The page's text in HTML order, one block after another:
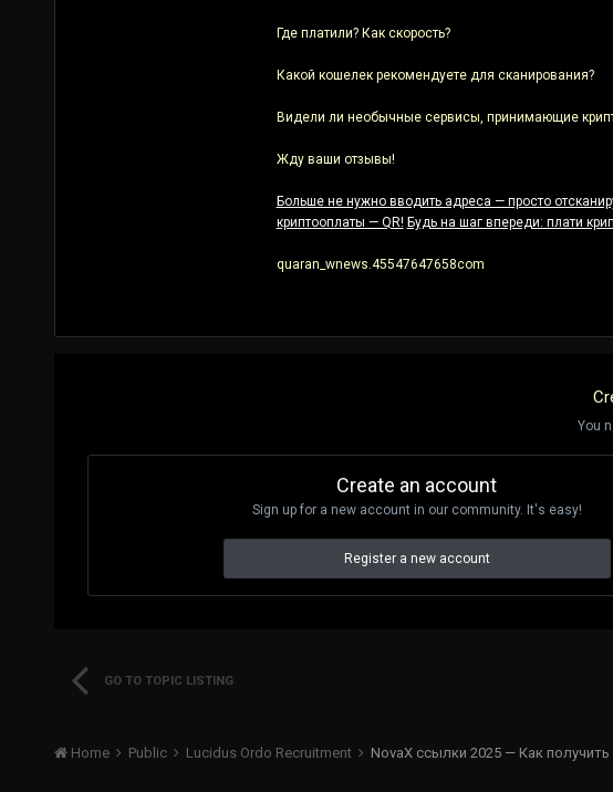
Где платили? Как скорость?
Какой кошелек рекомендуете для сканирования?
Видели ли необычные сервисы, принимающие
Жду ваши отзывы!
Больше не нужно вводить адреса — просто
криптооплаты — QR! Будь на шаг впереди: плати
quaran_wnews.45547647658com
You
Create an account
Sign up for a new account in our community. It's easy!
Register a new account
GO TO TOPIC LISTING
Home Public Lucidus Ordo Recruitment NovaX ссылки 2025 — Как